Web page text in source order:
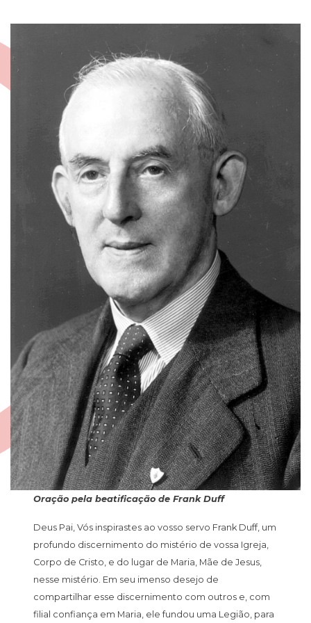
Oração pela beatificação de Frank Duff
Deus Pai, Vós inspirastes ao vosso servo Frank Duff, um
profundo discernimento do mistério de vossa Igreja,
Corpo de Cristo, e do lugar de Maria, Mãe de Jesus,
nesse mistério. Em seu imenso desejo de
compartilhar esse discernimento com outros e, com
filial confiança em Maria, ele fundou uma Legião, para